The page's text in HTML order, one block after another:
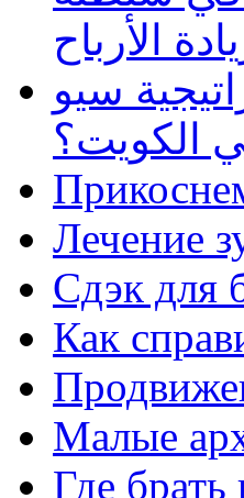
الأرباح
سيو
الكويت؟
Лечение
Сдэк для
Как
Малые
Где